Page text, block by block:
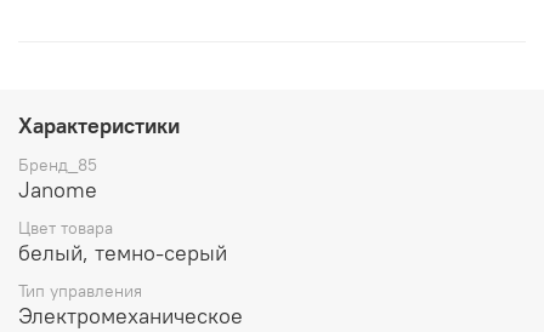
Характеристики
Бренд_85
Janome
Цвет товара
белый, темно-серый
Тип управления
Электромеханическое